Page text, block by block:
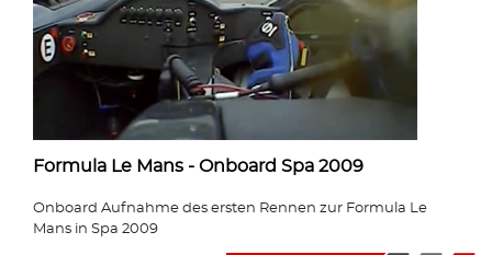
Formula Le Mans - Onboard Spa 2009
Onboard Aufnahme des ersten Rennen zur Formula Le
Mans in Spa 2009